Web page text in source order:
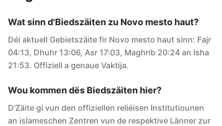
Wat sinn d'Biedszäiten zu Novo mesto haut?
Déi aktuell Gebietszäite fir Novo mesto haut sinn: Fajr
04:13, Dhuhr 13:06, Asr 17:03, Maghrib 20:24 an Isha
21:53. Offiziell a genaue Vaktija.
Wou kommen dës Biedszäiten hier?
D'Zäite gi vun den offiziellen reliéisen Institutiounen
an islameschen Zentren vun de respektive Länner zur